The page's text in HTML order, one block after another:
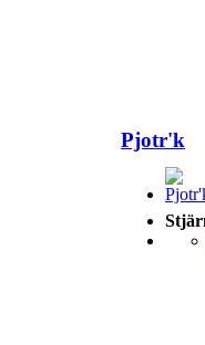
Pjotr'k